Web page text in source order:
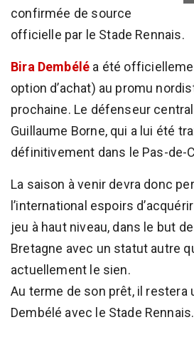
confirmée de source
officielle par le Stade Rennais.
Bira Dembélé a été
option d’achat) au promu
prochaine. Le défenseur
Guillaume Borne, qui a lui été
définitivement dans le Pas-de-
La saison à venir devra donc
l’international espoirs
jeu à haut niveau, dans le but
Bretagne avec un statut autre
actuellement le sien.
Au terme de son prêt, il restera
Dembélé avec le Stade Rennais.